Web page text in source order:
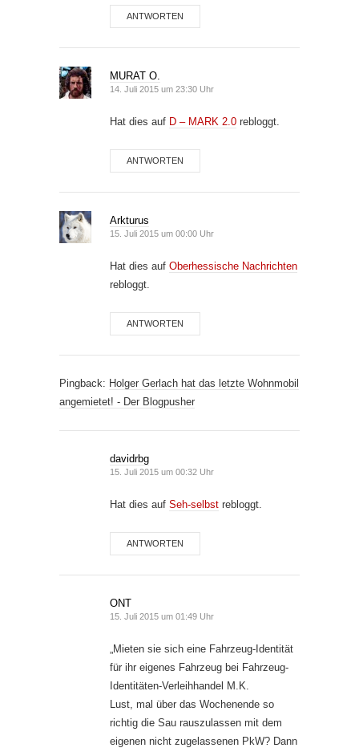
ANTWORTEN
MURAT O.
14. Juli 2015 um 23:30 Uhr
Hat dies auf D – MARK 2.0 rebloggt.
ANTWORTEN
Arkturus
15. Juli 2015 um 00:00 Uhr
Hat dies auf Oberhessische Nachrichten
rebloggt.
ANTWORTEN
Pingback: Holger Gerlach hat das letzte Wohnmobil
angemietet! - Der Blogpusher
davidrbg
15. Juli 2015 um 00:32 Uhr
Hat dies auf Seh-selbst rebloggt.
ANTWORTEN
ONT
15. Juli 2015 um 01:49 Uhr
„Mieten sie sich eine Fahrzeug-Identität
für ihr eigenes Fahrzeug bei Fahrzeug-
Identitäten-Verleihhandel M.K.
Lust, mal über das Wochenende so
richtig die Sau rauszulassen mit dem
eigenen nicht zugelassenen PkW? Dann